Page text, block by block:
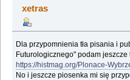
xetras
Dla przypomnienia tła pisania i
Futurologicznego" podam jeszcze
https://histmag.org/Plonace-
No i jeszcze piosenka mi się